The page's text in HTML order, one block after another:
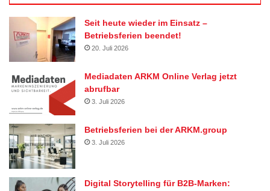
Seit heute wieder im Einsatz –
Betriebsferien beendet!
20. Juli 2026
Mediadaten ARKM Online Verlag jetzt
abrufbar
3. Juli 2026
Betriebsferien bei der ARKM.group
3. Juli 2026
Digital Storytelling für B2B-Marken: